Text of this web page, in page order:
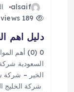
alsaif
دليل اهم
0 (0) أهم
السعودية
الخير –
شركة